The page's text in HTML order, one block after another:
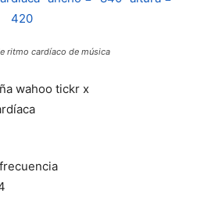
ritmo cardíaco de música